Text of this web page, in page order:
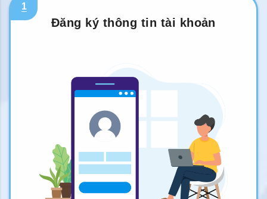
1
Đăng ký thông tin tài khoản